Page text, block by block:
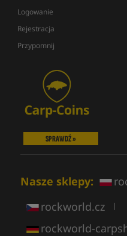
Logowanie
Rejestracja
Przypomnij
SPRAWDŹ »
Nasze sklepy:
rockworld.cz |
rockworld-